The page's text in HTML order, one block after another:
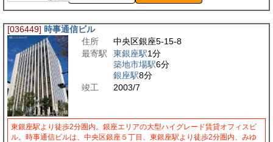
[036449] 時事通信ビル
住所
中央区銀座5-15-8
最寄駅
東銀座駅1分
築地市場駅6分
銀座駅8分
竣工
2003/7
東銀座駅より徒歩2分圏内。銀座エリアの大型ハイグレード賃貸オフィスビ
ル。時事通信ビルは、中央区銀座５丁目、東銀座駅より徒歩2分圏内、みゆ